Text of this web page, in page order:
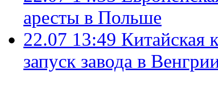
аресты в Польше
22.07 13:49 Китайская
запуск завода в